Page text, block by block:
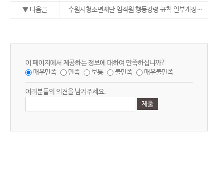
▼ 다음글 수원시청소년재단 임직원 행동강령 규칙 일부개정안(공포 2022.09.07.)
이 페이지에서 제공하는 정보에 대하여 만족하십니까?
매우만족
만족 보통 불만족 매우불만족
여러분들의 의견을 남겨주세요.